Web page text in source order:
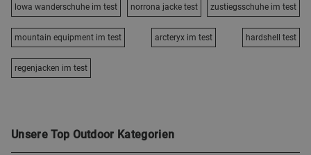
lowa wanderschuhe im test norrona jacke test zustiegsschuhe im test
mountain equipment im test arcteryx im test hardshell test
regenjacken im test
Unsere Top Outdoor Kategorien